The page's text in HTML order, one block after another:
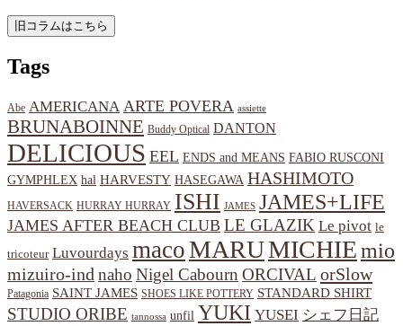
Tags
Abe AMERICANA ARTE POVERA assiette
BRUNABOINNE Buddy Optical DANTON
DELICIOUS EEL ENDS and MEANS FABIO RUSCONI
GYMPHLEX hal HARVESTY HASEGAWA HASHIMOTO
HAVERSACK HURRAY HURRAY ISHI JAMES JAMES+LIFE
JAMES AFTER BEACH CLUB LE GLAZIK Le pivot le
tricoteur Luvourdays macoMARUMICHIEmio
mizuiro-ind naho Nigel Cabourn ORCIVAL orSlow
Patagonia SAINT JAMES SHOES LIKE POTTERY STANDARD SHIRT
STUDIO ORIBE tannossa unfil YUKI YUSEI シェフ日記